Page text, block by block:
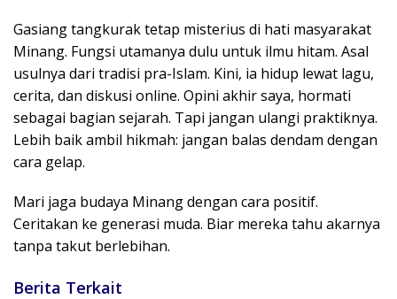
Gasiang tangkurak tetap misterius di hati masyarakat
Minang. Fungsi utamanya dulu untuk ilmu hitam. Asal
usulnya dari tradisi pra-Islam. Kini, ia hidup lewat lagu,
cerita, dan diskusi online. Opini akhir saya, hormati
sebagai bagian sejarah. Tapi jangan ulangi praktiknya.
Lebih baik ambil hikmah: jangan balas dendam dengan
cara gelap.
Mari jaga budaya Minang dengan cara positif.
Ceritakan ke generasi muda. Biar mereka tahu akarnya
tanpa takut berlebihan.
Berita Terkait